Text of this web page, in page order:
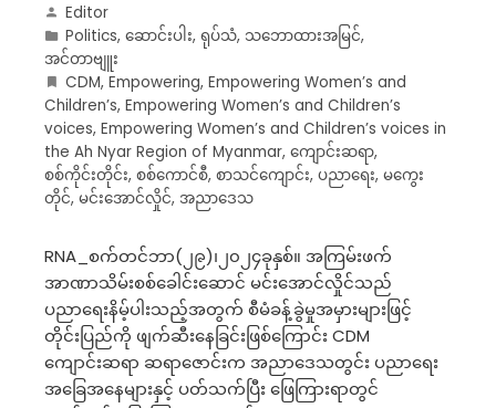
Editor
Politics, ဆောင်းပါး, ရုပ်သံ, သဘောထားအမြင်,
အင်တာဗျူး
CDM, Empowering, Empowering Women’s and
Children’s, Empowering Women’s and Children’s
voices, Empowering Women’s and Children’s voices in
the Ah Nyar Region of Myanmar, ကျောင်းဆရာ,
စစ်ကိုင်းတိုင်း, စစ်ကောင်စီ, စာသင်ကျောင်း, ပညာရေး, မကွေး
တိုင်, မင်းအောင်လှိုင်, အညာဒေသ
RNA_စက်တင်ဘာ(၂၉)၊၂၀၂၄ခုနှစ်။ အကြမ်းဖက်
အာဏာသိမ်းစစ်ခေါင်းဆောင် မင်းအောင်လှိုင်သည်
ပညာရေးနိမ့်ပါးသည့်အတွက် စီမံခန့်ခွဲမှုအမှားများဖြင့်
တိုင်းပြည်ကို ဖျက်ဆီးနေခြင်းဖြစ်ကြောင်း CDM
ကျောင်းဆရာ ဆရာဇောင်းက အညာဒေသတွင်း ပညာရေး
အခြေအနေများနှင့် ပတ်သက်ပြီး ဖြေကြားရာတွင်